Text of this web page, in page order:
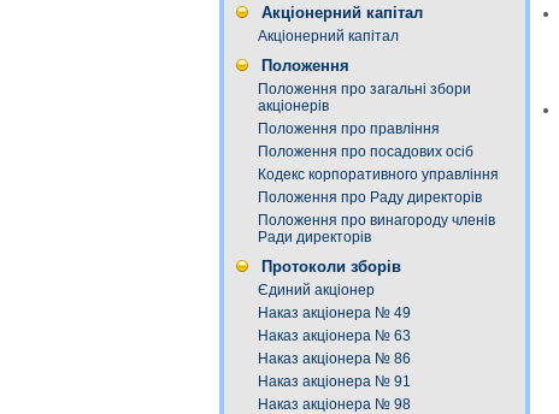
Акціонерний капітал
Акціонерний капітал
Положення
Положення про загальні збори
акціонерів
Положення про правління
Положення про посадових осіб
Кодекс корпоративного управління
Положення про Раду директорів
Положення про винагороду членів
Ради директорів
Протоколи зборів
Єдиний акціонер
Наказ акціонера № 49
Наказ акціонера № 63
Наказ акціонера № 86
Наказ акціонера № 91
Наказ акціонера № 98